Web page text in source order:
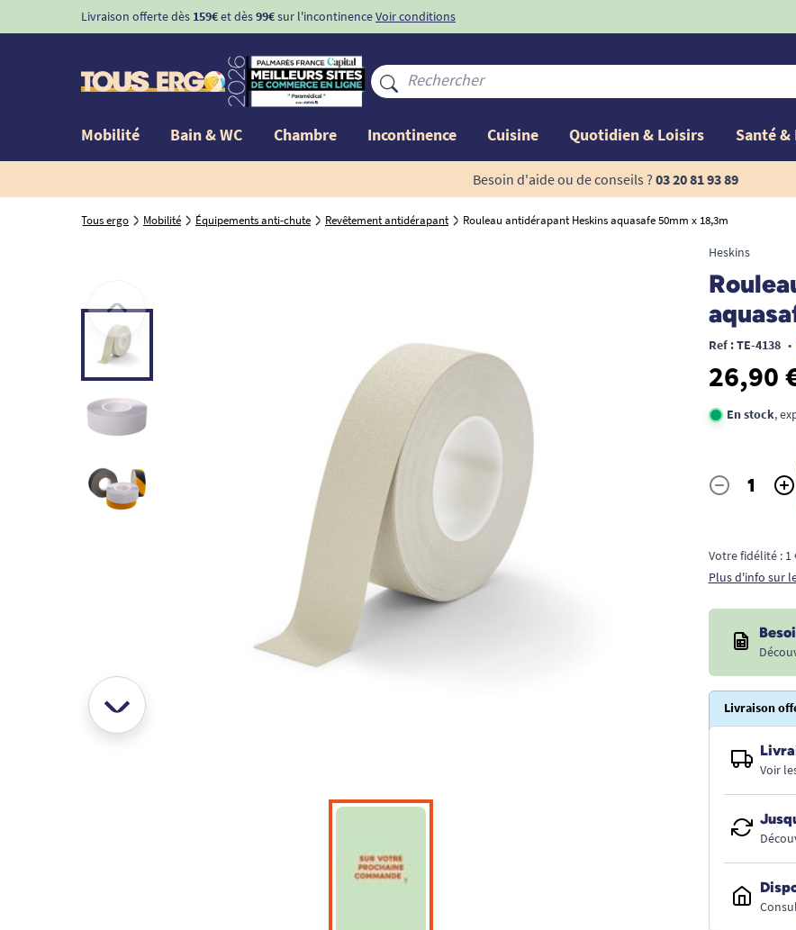
Livraison offerte dès 159€et dès99€sur l'incontinenceVoir conditions
Mobilité Bain & WC Chambre Incontinence Cuisine Quotidien & Loisirs Santé
Besoin d'aide ou de conseils ? 03 20 81 93 89
Tous ergo Mobilité Équipements anti-chute Revêtement antidérapant Rouleau antidérapant Heskins aquasafe 50mm x 18,3m
Heskins
Ref : TE-4138 •
26,90
En stock,
Quantité
- +
Votre fidélité : 1
Plus d'info sur
Livraison
Voir